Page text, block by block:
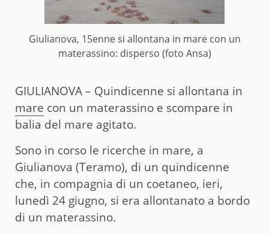
Giulianova, 15enne si allontana in mare con un
materassino: disperso (foto Ansa)
GIULIANOVA – Quindicenne si allontana in
mare con un materassino e scompare in
balia del mare agitato.
Sono in corso le ricerche in mare, a
Giulianova (Teramo), di un quindicenne
che, in compagnia di un coetaneo, ieri,
lunedì 24 giugno, si era allontanato a bordo
di un materassino.